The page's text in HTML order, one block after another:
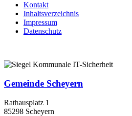
Kontakt
Inhaltsverzeichnis
Impressum
Datenschutz
Gemeinde Scheyern
Rathausplatz 1
85298 Scheyern